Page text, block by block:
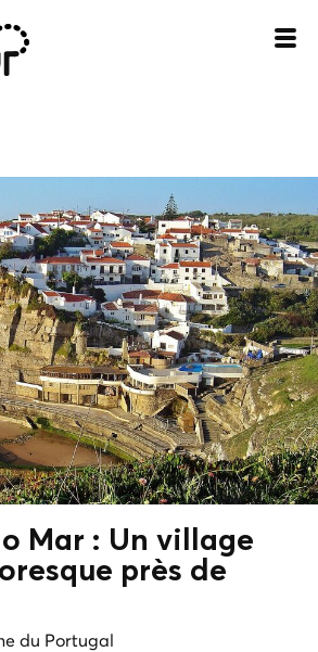
Mar : Un village
près de
du Portugal